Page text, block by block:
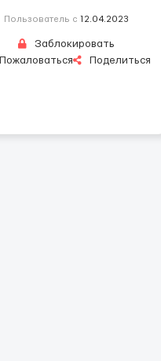
Пользователь с 12.04.2023
Заблокировать
Пожаловаться
Поделиться